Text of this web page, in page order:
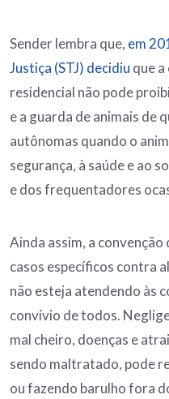
Sender lembra que, em
Justiça (STJ) decidiu que
residencial não pode
e a guarda de animais de
autônomas quando o
segurança, à saúde e ao
e dos frequentadores
Ainda assim, a
casos específicos contra
não esteja atendendo às
convívio de todos.
mal cheiro, doenças e
sendo maltratado, pode
ou fazendo barulho fora